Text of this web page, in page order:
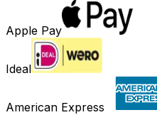
Apple Pay
Ideal
American Express